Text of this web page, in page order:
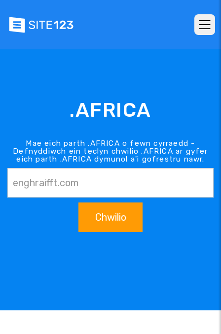
.AFRICA
Mae eich parth .AFRICA o fewn cyrraedd -
Defnyddiwch ein teclyn chwilio .AFRICA ar gyfer
eich parth .AFRICA dymunol a'i gofrestru nawr.
Chwilio